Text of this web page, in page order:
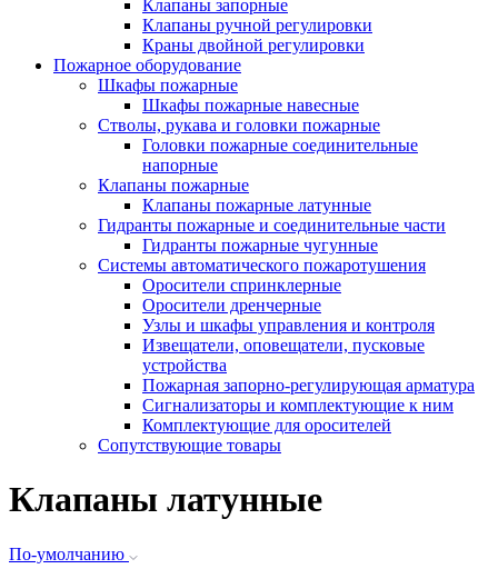
Клапаны запорные
Клапаны ручной регулировки
Краны двойной регулировки
Пожарное оборудование
Шкафы пожарные
Шкафы пожарные навесные
Стволы, рукава и головки пожарные
Головки пожарные соединительные
напорные
Клапаны пожарные
Клапаны пожарные латунные
Гидранты пожарные и соединительные части
Гидранты пожарные чугунные
Системы автоматического пожаротушения
Оросители спринклерные
Оросители дренчерные
Узлы и шкафы управления и контроля
Извещатели, оповещатели, пусковые
устройства
Пожарная запорно-регулирующая арматура
Сигнализаторы и комплектующие к ним
Комплектующие для оросителей
Сопутствующие товары
Клапаны латунные
По-умолчанию